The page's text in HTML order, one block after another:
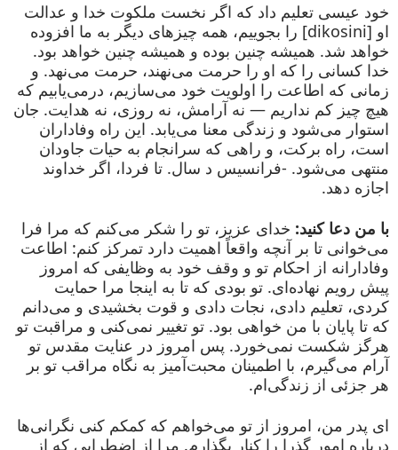
خود عیسی تعلیم داد که اگر نخست ملکوت خدا و عدالت
او [dikosini] را بجوییم، همه چیزهای دیگر به ما افزوده
خواهد شد. همیشه چنین بوده و همیشه چنین خواهد بود.
خدا کسانی را که او را حرمت می‌نهند، حرمت می‌نهد. و
زمانی که اطاعت را اولویت خود می‌سازیم، درمی‌یابیم که
هیچ چیز کم نداریم — نه آرامش، نه روزی، نه هدایت. جان
استوار می‌شود و زندگی معنا می‌یابد. این راه وفاداران
است، راه برکت، و راهی که سرانجام به حیات جاودان
منتهی می‌شود. -فرانسیس د سال. تا فردا، اگر خداوند
اجازه دهد.
با من دعا کنید: خدای عزیز، تو را شکر می‌کنم که مرا فرا
می‌خوانی تا بر آنچه واقعاً اهمیت دارد تمرکز کنم: اطاعت
وفادارانه از احکام تو و وقف خود به وظایفی که امروز
پیش رویم نهاده‌ای. تو بودی که تا به اینجا مرا حمایت
کردی، تعلیم دادی، نجات دادی و قوت بخشیدی و می‌دانم
که تا پایان با من خواهی بود. تو تغییر نمی‌کنی و مراقبت تو
هرگز شکست نمی‌خورد. پس امروز در عنایت مقدس تو
آرام می‌گیرم، با اطمینان محبت‌آمیز به نگاه مراقب تو بر
هر جزئی از زندگی‌ام.
ای پدر من، امروز از تو می‌خواهم که کمکم کنی نگرانی‌ها
درباره امور گذرا را کنار بگذارم. مرا از اضطرابی که از